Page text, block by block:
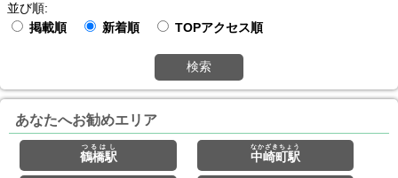
並び順:
掲載順
新着順 TOPアクセス順
検索
あなたへお勧めエリア
鶴橋駅
つるはし
中崎町駅
なかざきちょう